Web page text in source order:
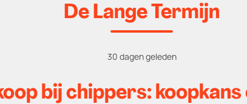
De Lange Termijn
30 dagen geleden
bij chippers: